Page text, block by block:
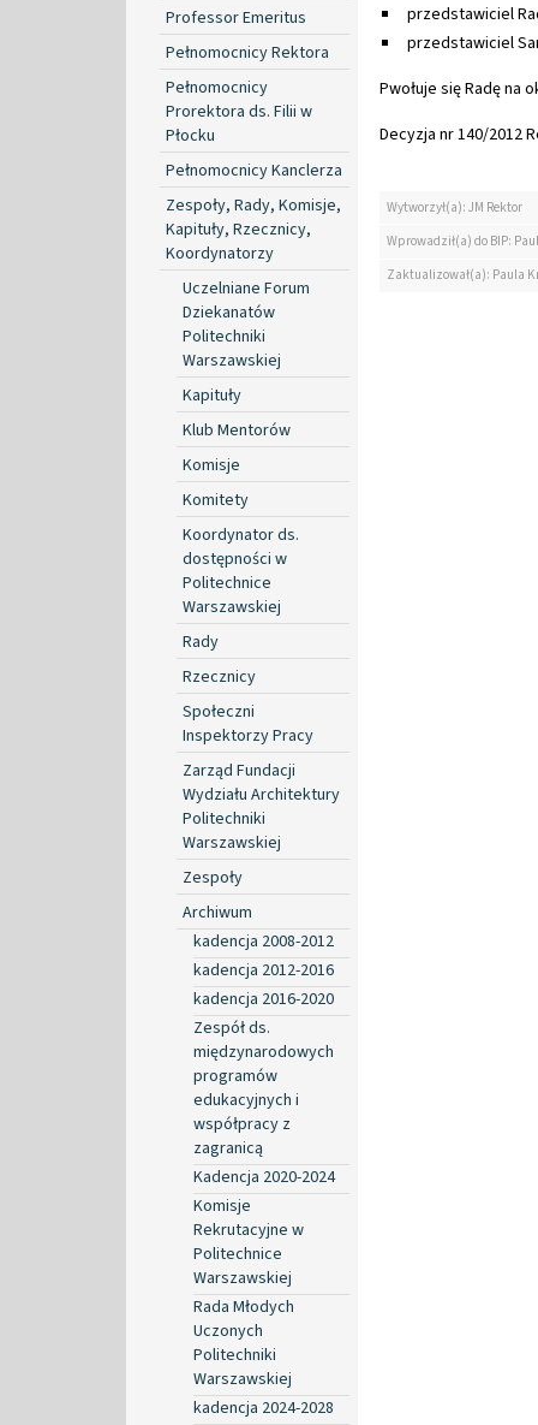
Professor Emeritus
Pełnomocnicy Rektora
Pełnomocnicy
Prorektora ds. Filii w
Płocku
Pełnomocnicy Kanclerza
Zespoły, Rady, Komisje,
Kapituły, Rzecznicy,
Koordynatorzy
Uczelniane Forum
Dziekanatów
Politechniki
Warszawskiej
Kapituły
Klub Mentorów
Komisje
Komitety
Koordynator ds.
dostępności w
Politechnice
Warszawskiej
Rady
Rzecznicy
Społeczni
Inspektorzy Pracy
Zarząd Fundacji
Wydziału Architektury
Politechniki
Warszawskiej
Zespoły
Archiwum
kadencja 2008-2012
kadencja 2012-2016
kadencja 2016-2020
Zespół ds.
międzynarodowych
programów
edukacyjnych i
współpracy z
zagranicą
Kadencja 2020-2024
Komisje
Rekrutacyjne w
Politechnice
Warszawskiej
Rada Młodych
Uczonych
Politechniki
Warszawskiej
kadencja 2024-2028
przedstawiciel
przedstawiciel
Pwołuje się Radę na
Decyzja nr 140/2012
Wytworzył(a): JM Rektor
Wprowadził(a) do BIP:
Zaktualizował(a): Paula